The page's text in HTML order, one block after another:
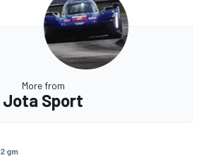
More from
Jota Sport
2 gm